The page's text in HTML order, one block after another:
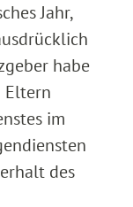
Jahr,
habe
Eltern
im
des